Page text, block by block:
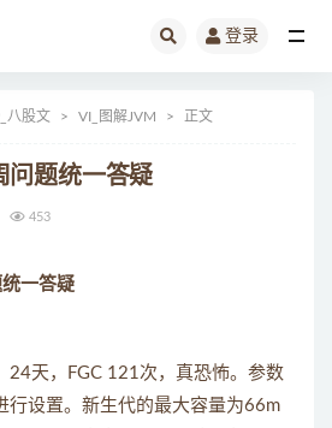
登录
八股文 VI_图解JVM 正文
问题统一答疑
453
一答疑
24天，FGC 121次，真恐怖。参数
行设置。新生代的最大容量为66m